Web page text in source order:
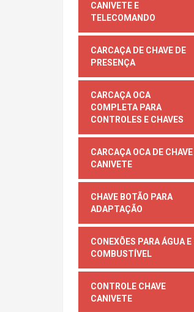
CANIVETE E
TELECOMANDO
CARCAÇA DE CHAVE DE
PRESENÇA
CARCAÇA OCA
COMPLETA PARA
CONTROLES E CHAVES
CARCAÇA OCA DE CHAVE
CANIVETE
CHAVE BOTÃO PARA
ADAPTAÇÃO
CONEXÕES PARA ÁGUA E
COMBUSTÍVEL
CONTROLE CHAVE
CANIVETE